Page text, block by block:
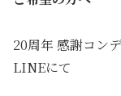
20周年 感謝コン
LINEにて